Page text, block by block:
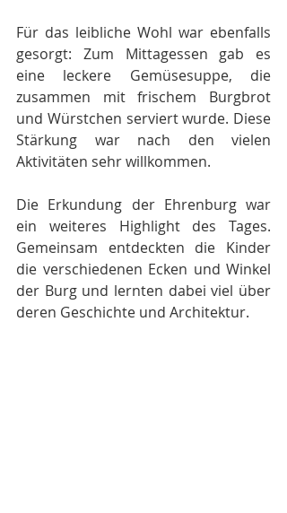
Für das leibliche Wohl war ebenfalls
gesorgt: Zum Mittagessen gab es
eine leckere Gemüsesuppe, die
zusammen mit frischem Burgbrot
und Würstchen serviert wurde. Diese
Stärkung war nach den vielen
Aktivitäten sehr willkommen.
Die Erkundung der Ehrenburg war
ein weiteres Highlight des Tages.
Gemeinsam entdeckten die Kinder
die verschiedenen Ecken und Winkel
der Burg und lernten dabei viel über
deren Geschichte und Architektur.